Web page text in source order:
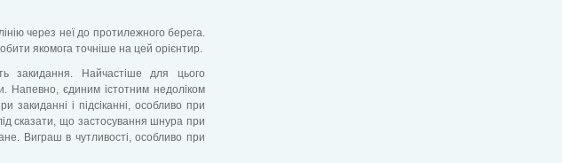
через неї до протилежного берега.
якомога точніше на цей орієнтир.
закидання. Найчастіше для цього
Напевно, єдиним істотним недоліком
закиданні і підсіканні, особливо при
сказати, що застосування шнура при
Виграш в чутливості, особливо при